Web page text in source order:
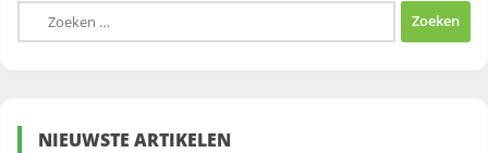
Zoeken
naar:
NIEUWSTE ARTIKELEN